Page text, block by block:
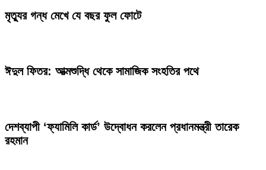
মৃত্যুর গন্ধ মেখে যে বছর ফুল ফোটে
ঈদুল ফিতর: আত্মশুদ্ধি থেকে সামাজিক সংহতির পথে
দেশব্যাপী ‘ফ্যামিলি কার্ড’ উদ্বোধন করলেন প্রধানমন্ত্রী তারেক
রহমান